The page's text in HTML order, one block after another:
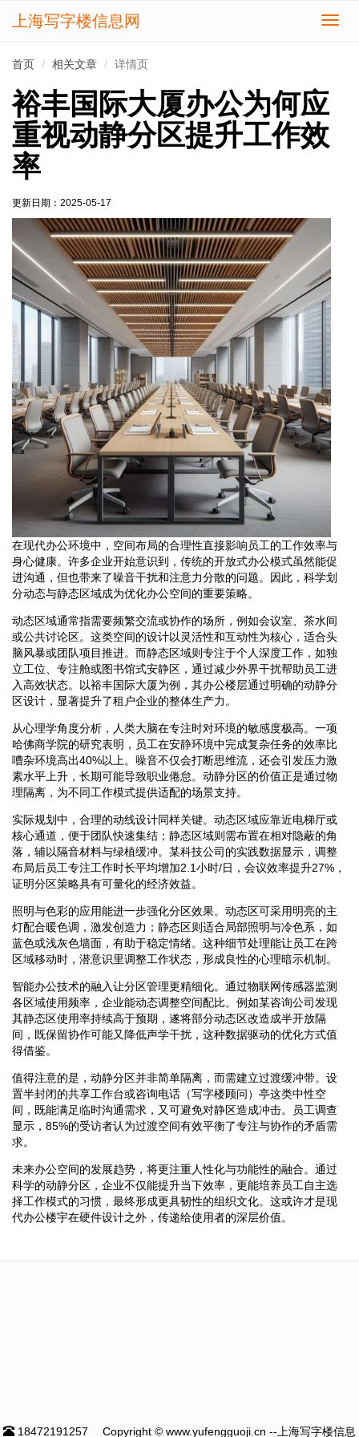
切
上海写字楼信息网
首页 相关文章 详情页
裕丰国际大厦办公为何应
重视动静分区提升工作效
率
更新日期： 2025-05-17
在现代办公环境中，空间布局的合理性直接影响员工的工作效率与
身心健康。许多企业开始意识到，传统的开放式办公模式虽然能促
进沟通，但也带来了噪音干扰和注意力分散的问题。因此，科学划
分动态与静态区域成为优化办公空间的重要策略。
动态区域通常指需要频繁交流或协作的场所，例如会议室、茶水间
或公共讨论区。这类空间的设计以灵活性和互动性为核心，适合头
脑风暴或团队项目推进。而静态区域则专注于个人深度工作，如独
立工位、专注舱或图书馆式安静区，通过减少外界干扰帮助员工进
入高效状态。以裕丰国际大厦为例，其办公楼层通过明确的动静分
区设计，显著提升了租户企业的整体生产力。
从心理学角度分析，人类大脑在专注时对环境的敏感度极高。一项
哈佛商学院的研究表明，员工在安静环境中完成复杂任务的效率比
嘈杂环境高出40%以上。噪音不仅会打断思维流，还会引发压力激
素水平上升，长期可能导致职业倦怠。动静分区的价值正是通过物
理隔离，为不同工作模式提供适配的场景支持。
实际规划中，合理的动线设计同样关键。动态区域应靠近电梯厅或
核心通道，便于团队快速集结；静态区域则需布置在相对隐蔽的角
落，辅以隔音材料与绿植缓冲。某科技公司的实践数据显示，调整
布局后员工专注工作时长平均增加2.1小时/日，会议效率提升27%，
证明分区策略具有可量化的经济效益。
照明与色彩的应用能进一步强化分区效果。动态区可采用明亮的主
灯配合暖色调，激发创造力；静态区则适合局部照明与冷色系，如
蓝色或浅灰色墙面，有助于稳定情绪。这种细节处理能让员工在跨
区域移动时，潜意识里调整工作状态，形成良性的心理暗示机制。
智能办公技术的融入让分区管理更精细化。通过物联网传感器监测
各区域使用频率，企业能动态调整空间配比。例如某咨询公司发现
其静态区使用率持续高于预期，遂将部分动态区改造成半开放隔
间，既保留协作可能又降低声学干扰，这种数据驱动的优化方式值
得借鉴。
值得注意的是，动静分区并非简单隔离，而需建立过渡缓冲带。设
置半封闭的共享工作台或咨询电话（写字楼顾问）亭这类中性空
间，既能满足临时沟通需求，又可避免对静区造成冲击。员工调查
显示，85%的受访者认为过渡空间有效平衡了专注与协作的矛盾需
求。
未来办公空间的发展趋势，将更注重人性化与功能性的融合。通过
科学的动静分区，企业不仅能提升当下效率，更能培养员工自主选
择工作模式的习惯，最终形成更具韧性的组织文化。这或许才是现
代办公楼宇在硬件设计之外，传递给使用者的深层价值。
18472191257 Copyright © www.yufengguoji.cn --上海写字楼信息